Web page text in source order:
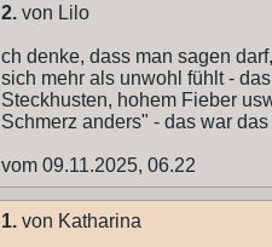
2. von Lilo
ch denke, dass man sagen
sich mehr als unwohl fühlt -
Steckhusten, hohem Fieber
Schmerz anders" - das war
vom 09.11.2025, 06.22
1. von Katharina